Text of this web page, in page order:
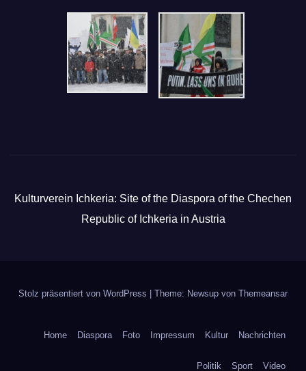
Kulturverein Ichkeria: Site of the Diaspora of the Chechen
Republic of Ichkeria in Austria
Stolz präsentiert von WordPress | Theme: Newsup von Themeansar
Home Diaspora Foto Impressum Kultur Nachrichten
Politik Sport Video